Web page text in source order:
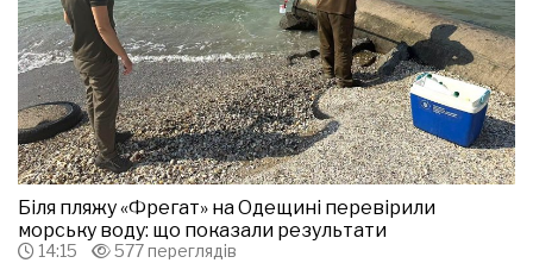
Біля пляжу «Фрегат» на Одещині перевірили
морську воду: що показали результати
14:15 577 переглядів